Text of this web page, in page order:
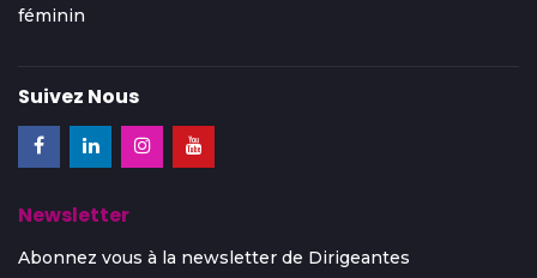
féminin
Suivez Nous
Newsletter
Abonnez vous à la newsletter de Dirigeantes